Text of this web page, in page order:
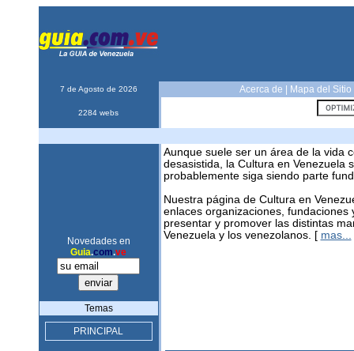
7 de Agosto de 2026 Acerca de Mapa del Sitio
2284 webs
Novedades en
Guia.com.ve
Temas
PRINCIPAL
Aunque suele ser un área de la vida
desasistida, la Cultura en Venezuela
probablemente siga siendo parte
Nuestra página de Cultura en
enlaces organizaciones, fundaciones
presentar y promover las distintas
Venezuela y los venezolanos. [ mas...